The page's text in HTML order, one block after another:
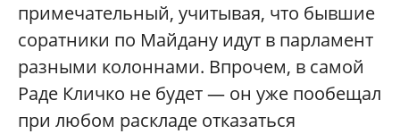
примечательный, учитывая, что бывшие
соратники по Майдану идут в парламент
разными колоннами. Впрочем, в самой
Раде Кличко не будет — он уже пообещал
при любом раскладе отказаться